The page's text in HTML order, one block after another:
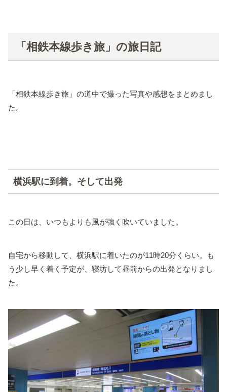
「相鉄本線歩き旅」の旅日記
「相鉄本線歩き旅」の道中で撮った写真や感想をまとめまし
た。
横浜駅に到着。そして出発
この日は、いつもよりも風が強く吹いていました。
自宅から移動して、横浜駅に着いたのが11時20分くらい。も
う少し早く着く予定が、寝坊して昼前からの出発となりまし
た。